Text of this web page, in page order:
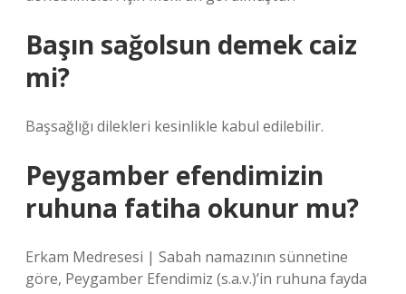
Başın sağolsun demek caiz
mi?
Başsağlığı dilekleri kesinlikle kabul edilebilir.
Peygamber efendimizin
ruhuna fatiha okunur mu?
Erkam Medresesi | Sabah namazının sünnetine
göre, Peygamber Efendimiz (s.a.v.)’in ruhuna fayda